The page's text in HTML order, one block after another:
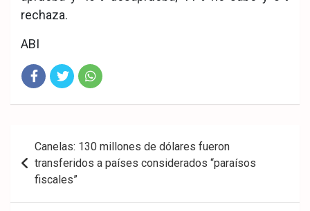
rechaza.
ABI
ook
pp
Navegación
de
entradas
Canelas: 130 millones de dólares fueron
transferidos a países considerados “paraísos
fiscales”